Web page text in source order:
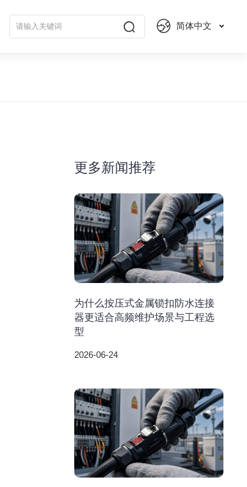
简体中文
更多新闻推荐
为什么按压式金属锁扣防水连接
器更适合高频维护场景与工程选
型
2026-06-24